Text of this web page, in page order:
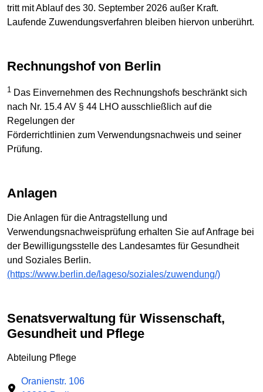
tritt mit Ablauf des 30. September 2026 außer Kraft.
Laufende Zuwendungsverfahren bleiben hiervon unberührt.
Rechnungshof von Berlin
1 Das Einvernehmen des Rechnungshofs beschränkt sich
nach Nr. 15.4 AV § 44 LHO ausschließlich auf die
Regelungen der
Förderrichtlinien zum Verwendungsnachweis und seiner
Prüfung.
Anlagen
Die Anlagen für die Antragstellung und
Verwendungsnachweisprüfung erhalten Sie auf Anfrage bei
der Bewilligungsstelle des Landesamtes für Gesundheit
und Soziales Berlin.
(https://www.berlin.de/lageso/soziales/zuwendung/)
Senatsverwaltung für Wissenschaft,
Gesundheit und Pflege
Abteilung Pflege
Oranienstr. 106